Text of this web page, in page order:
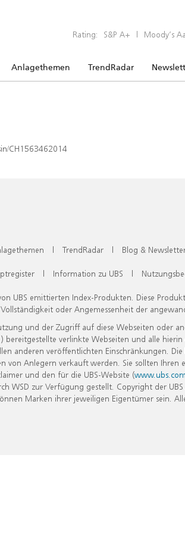
Rating: S&P A+ | Moody’s
Anlagethemen TrendRadar
CH1563462014
| TrendRadar | Blog &
| Information zu UBS |
UBS emittierten Index-Produkten. Diese
oder Angemessenheit der
und der Zugriff auf diese Webseiten oder
verlinkte Webseiten und alle
anderen veröffentlichten Einschränkungen.
Anlegern verkauft werden. Sie sollten
und den für die UBS-Website (www.ubs.com
zur Verfügung gestellt. Copyright der
Marken ihrer jeweiligen Eigentümer sein.